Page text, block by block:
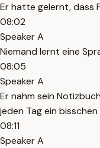
Er hatte gelernt, dass
08:02
Speaker A
Niemand lernt eine
08:05
Speaker A
Er nahm sein
jeden Tag ein bisschen
08:11
Speaker A